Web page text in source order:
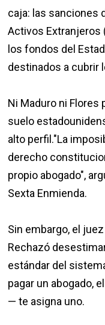
caja: las sanciones
Activos Extranjeros
los fondos del
destinados a cubrir
Ni Maduro ni
suelo
alto perfil."La
derecho
propio abogado",
Sexta Enmienda.
Sin embargo, el
Rechazó
estándar del
pagar un abogado,
— te asigna uno.